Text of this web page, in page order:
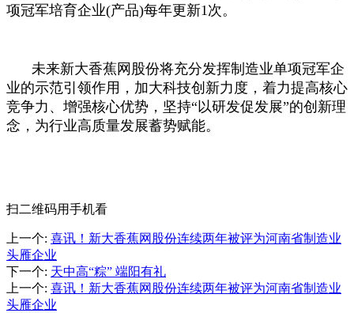
项冠军培育企业(产品)每年更新1次。
未来新大香蕉网股份将充分发挥制造业单项冠军企
业的示范引领作用，加大科技创新力度，着力提高核心
竞争力、增强核心优势，坚持“以研发促发展”的创新理
念，为行业高质量发展蓄势赋能。
扫二维码用手机看
上一个: 喜讯！新大香蕉网股份连续两年被评为河南省制造业
头雁企业
下一个: 天中高“粽” 端阳有礼
上一个: 喜讯！新大香蕉网股份连续两年被评为河南省制造业
头雁企业